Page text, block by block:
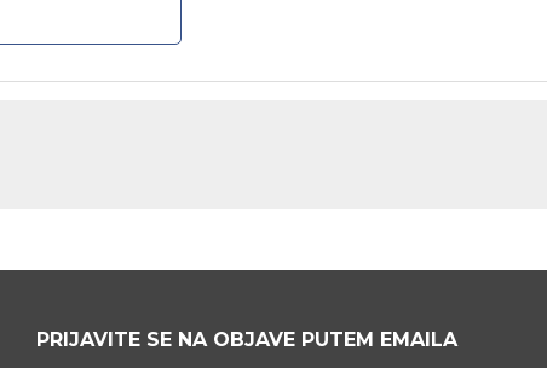
PRIJAVITE SE NA OBJAVE PUTEM EMAILA